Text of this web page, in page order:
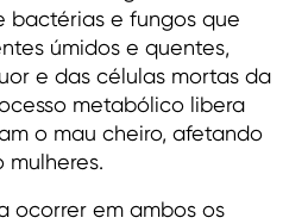
bactérias e fungos que
úmidos e quentes,
e das células mortas da
metabólico libera
o mau cheiro, afetando
ocorrer em ambos os